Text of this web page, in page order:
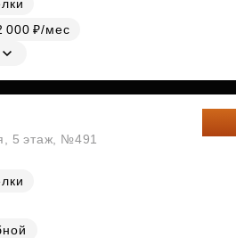
000 ₽/мес
5 этаж, №491